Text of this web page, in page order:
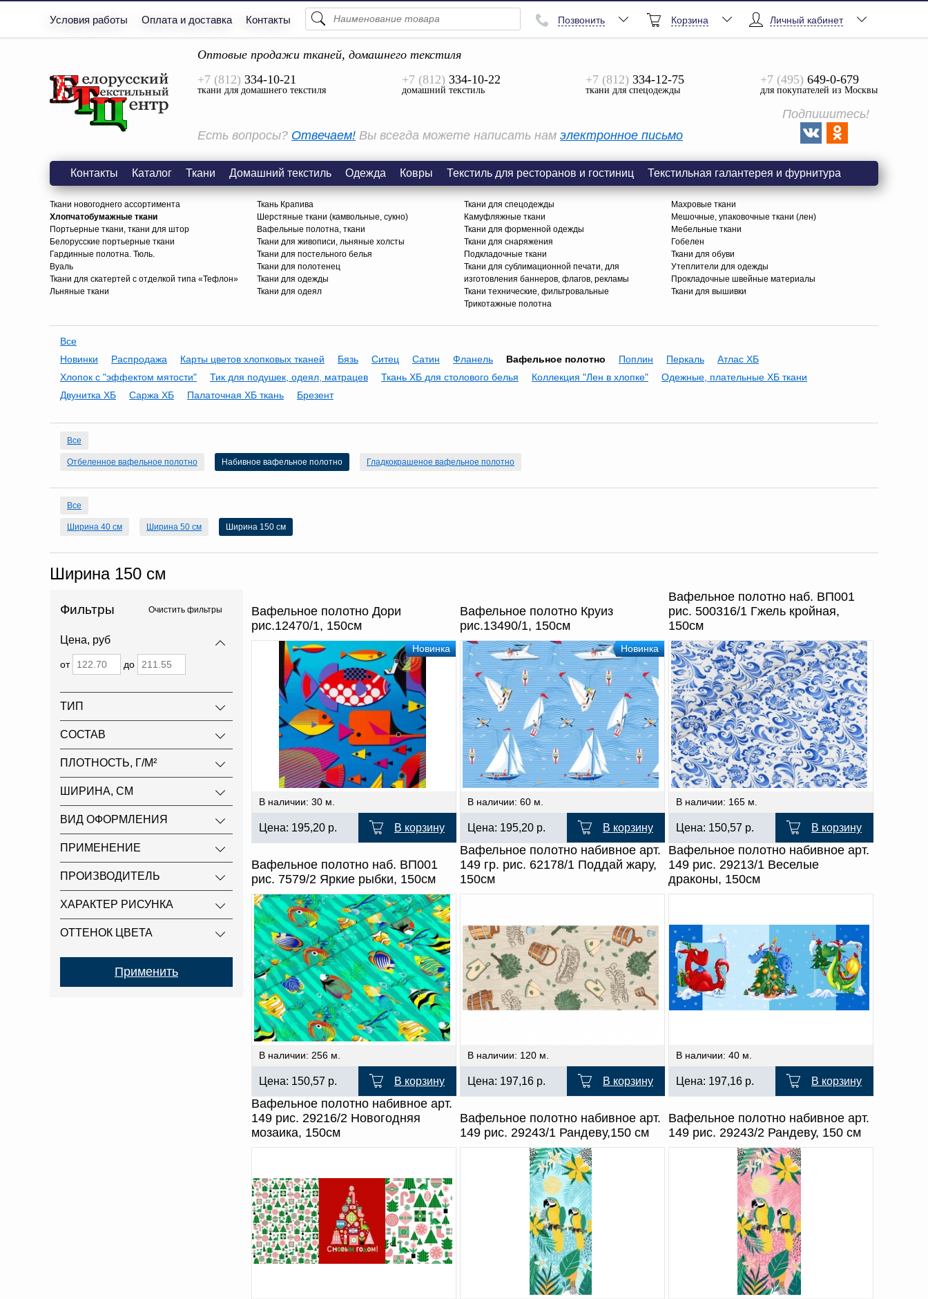
Условия работы Оплата и доставка Контакты
Просмотреть Все
Личный кабинет
Корзина
Позвонить
Оптовые продажи тканей, домашнего текстиля
+7 (812) 334-10-21
ткани для домашнего текстиля
+7 (812) 334-10-22
домашний текстиль
+7 (812) 334-12-75
ткани для спецодежды
+7 (495) 649-0-679
для покупателей из Москвы
Есть вопросы? Отвечаем! Вы всегда можете написать нам электронное письмо
Подпишитесь!
Контакты Каталог Ткани Домашний текстиль Одежда Ковры Текстиль для ресторанов и гостиниц Текстильная галантерея и фурнитура
Ткани новогоднего ассортимента
Хлопчатобумажные ткани
Портьерные ткани, ткани для штор
Белорусские портьерные ткани
Гардинные полотна. Тюль.
Вуаль
Ткани для скатертей с отделкой типа «Тефлон»
Льняные ткани
Ткань Крапива
Шерстяные ткани (камвольные, сукно)
Вафельные полотна, ткани
Ткани для живописи, льняные холсты
Ткани для постельного белья
Ткани для полотенец
Ткани для одежды
Ткани для одеял
Ткани для спецодежды
Камуфляжные ткани
Ткани для форменной одежды
Ткани для снаряжения
Подкладочные ткани
Ткани для сублимационной печати, для
изготовления баннеров, флагов, рекламы
Ткани технические, фильтровальные
Трикотажные полотна
Махровые ткани
Мешочные, упаковочные ткани (лен)
Мебельные ткани
Гобелен
Ткани для обуви
Утеплители для одежды
Прокладочные швейные материалы
Ткани для вышивки
Все
Новинки
Распродажа Карты цветов хлопковых тканей Бязь Ситец Сатин Фланель Вафельное полотно Поплин Перкаль
Атлас ХБ
Хлопок с "эффектом мятости"
Тик для подушек, одеял, матрацев Ткань ХБ для столового белья Коллекция "Лен в хлопке"
Одежные, плательные ХБ ткани
Двунитка ХБ
Саржа ХБ Палаточная ХБ ткань Брезент
Все
Отбеленное вафельное полотно Набивное вафельное полотно Гладкокрашеное вафельное полотно
Все
Ширина 40 см Ширина 50 см Ширина 150 см
Ширина 150 см
Фильтры Очистить фильтры
Цена, руб
от до
ТИП
СОСТАВ
ПЛОТНОСТЬ, Г/М²
ШИРИНА, СМ
ВИД ОФОРМЛЕНИЯ
ПРИМЕНЕНИЕ
ПРОИЗВОДИТЕЛЬ
ХАРАКТЕР РИСУНКА
ОТТЕНОК ЦВЕТА
Вафельное полотно Дори
рис.12470/1, 150см
Новинка
В наличии: 30 м.
Цена: 195,20 р. В корзину
Вафельное полотно Круиз
рис.13490/1, 150см
Новинка
В наличии: 60 м.
Цена: 195,20 р. В корзину
Вафельное полотно наб. ВП001
рис. 500316/1 Гжель кройная,
150см
В наличии: 165 м.
Цена: 150,57 р. В корзину
Вафельное полотно наб. ВП001
рис. 7579/2 Яркие рыбки, 150см
В наличии: 256 м.
Цена: 150,57 р. В корзину
Вафельное полотно набивное арт.
149 гр. рис. 62178/1 Поддай жару,
150см
В наличии: 120 м.
Цена: 197,16 р. В корзину
Вафельное полотно набивное арт.
149 рис. 29213/1 Веселые
драконы, 150см
В наличии: 40 м.
Цена: 197,16 р. В корзину
Вафельное полотно набивное арт.
149 рис. 29216/2 Новогодняя
мозаика, 150см
Вафельное полотно набивное арт.
149 рис. 29243/1 Рандеву,150 см
Вафельное полотно набивное арт.
149 рис. 29243/2 Рандеву, 150 см